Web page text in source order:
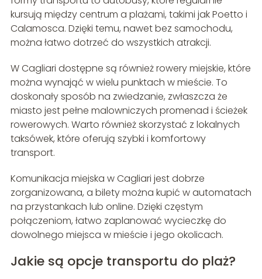
kursują między centrum a plażami, takimi jak Poetto i
Calamosca. Dzięki temu, nawet bez samochodu,
można łatwo dotrzeć do wszystkich atrakcji.
W Cagliari dostępne są również rowery miejskie, które
można wynająć w wielu punktach w mieście. To
doskonały sposób na zwiedzanie, zwłaszcza że
miasto jest pełne malowniczych promenad i ścieżek
rowerowych. Warto również skorzystać z lokalnych
taksówek, które oferują szybki i komfortowy
transport.
Komunikacja miejska w Cagliari jest dobrze
zorganizowana, a bilety można kupić w automatach
na przystankach lub online. Dzięki częstym
połączeniom, łatwo zaplanować wycieczkę do
dowolnego miejsca w mieście i jego okolicach.
Jakie są opcje transportu do plaż?